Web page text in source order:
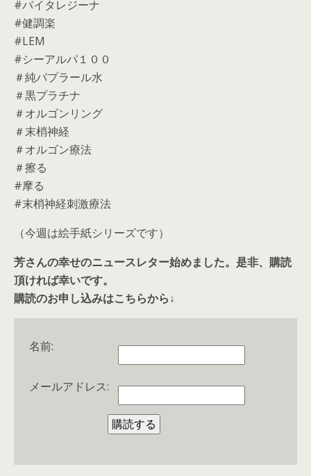
#バイタレジーナ
#健調楽
#LEM
#シーアルパ１００
＃純パプラール水
＃黒プラチナ
＃オルゴンリング
＃末梢神経
＃オルゴン療法
＃擦る
#摩る
#末梢神経刺激療法
（今週は絵手紙シリーズです）
芳さんの幸せのニュースレター始めました。是非、購読
頂ければ幸いです。
購読のお申し込みはこちらから↓
名前:
メールアドレス: